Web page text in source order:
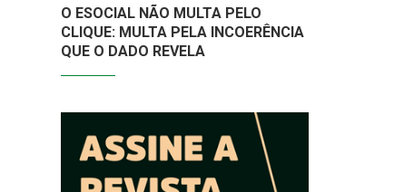
O ESOCIAL NÃO MULTA PELO
CLIQUE: MULTA PELA INCOERÊNCIA
QUE O DADO REVELA